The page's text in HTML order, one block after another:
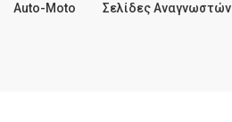
Auto-Moto Σελίδες Αναγνωστών